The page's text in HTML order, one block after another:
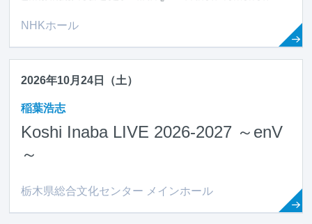
NHKホール
2026年10月24日（土）
稲葉浩志
Koshi Inaba LIVE 2026-2027 ～enV
～
栃木県総合文化センター メインホール